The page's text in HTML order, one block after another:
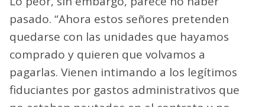
pasado. “Ahora estos señores pretenden
quedarse con las unidades que hayamos
comprado y quieren que volvamos a
pagarlas. Vienen intimando a los legítimos
fiduciantes por gastos administrativos que